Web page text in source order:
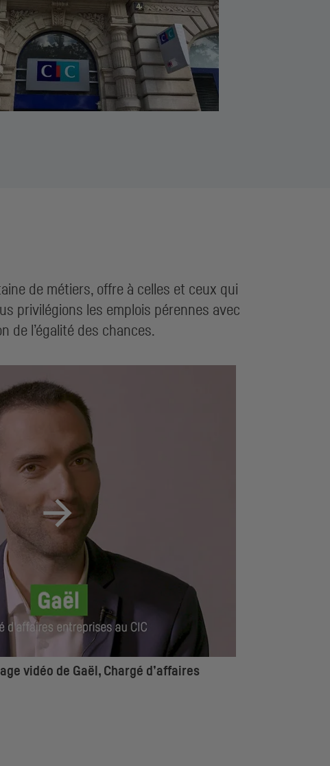
de métiers, offre à celles et ceux qui
privilégions les emplois pérennes avec
de l’égalité des chances.
vidéo de Gaël, Chargé d’affaires